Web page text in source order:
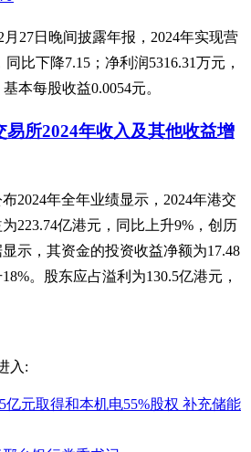
月27日晚间披露年报，2024年实现营
比下降7.15；净利润5316.31万元，
本每股收益0.0054元。
易所2024年收入及其他收益增
2024年全年业绩显示，2024年港交
223.74亿港元，同比上升9%，创历
示，其资金的投资收益净额为17.48
。股东应占溢利为130.5亿港元，
入:
亿元取得和本机电55%股权 补充储能